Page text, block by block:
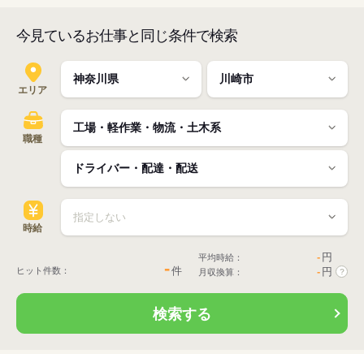
今見ているお仕事と同じ条件で検索
エリア
職種
時給
ヒット件数： -件
平均時給： - 円
月収換算： - 円 ?
検索する